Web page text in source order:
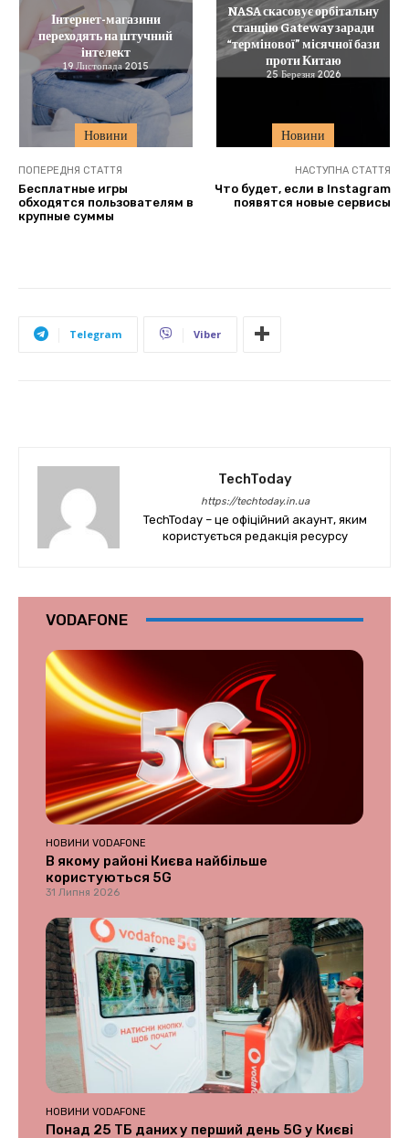
Новини
Інтернет-магазини
переходять на штучний
інтелект
19 Листопада 2015
Новини
NASA скасовує орбітальну
станцію Gateway заради
“термінової” місячної бази
проти Китаю
25 Березня 2026
ПОПЕРЕДНЯ СТАТТЯ
Бесплатные игры
обходятся пользователям в
крупные суммы
НАСТУПНА СТАТТЯ
Что будет, если в Instagram
появятся новые сервисы
Telegram Viber
TechToday
https://techtoday.in.ua
TechToday – це офіційний акаунт, яким
користується редакція ресурсу
VODAFONE
НОВИНИ VODAFONE
В якому районі Києва найбільше
користуються 5G
31 Липня 2026
НОВИНИ VODAFONE
Понад 25 ТБ даних у перший день 5G у Києві